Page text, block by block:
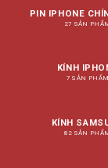
PIN IPHONE
27 SẢN
KÍNH
7 SẢN PHẨM
KÍNH
82 SẢN